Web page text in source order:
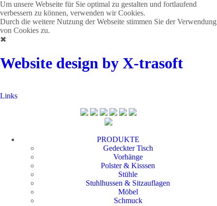
Um unsere Webseite für Sie optimal zu gestalten und fortlaufend
verbessern zu können, verwenden wir Cookies.
Durch die weitere Nutzung der Webseite stimmen Sie der Verwendung
von Cookies zu.
✖
Website design by X-trasoft
Links
PRODUKTE
Gedeckter Tisch
Vorhänge
Polster & Kisssen
Stühle
Stuhlhussen & Sitzauflagen
Möbel
Schmuck